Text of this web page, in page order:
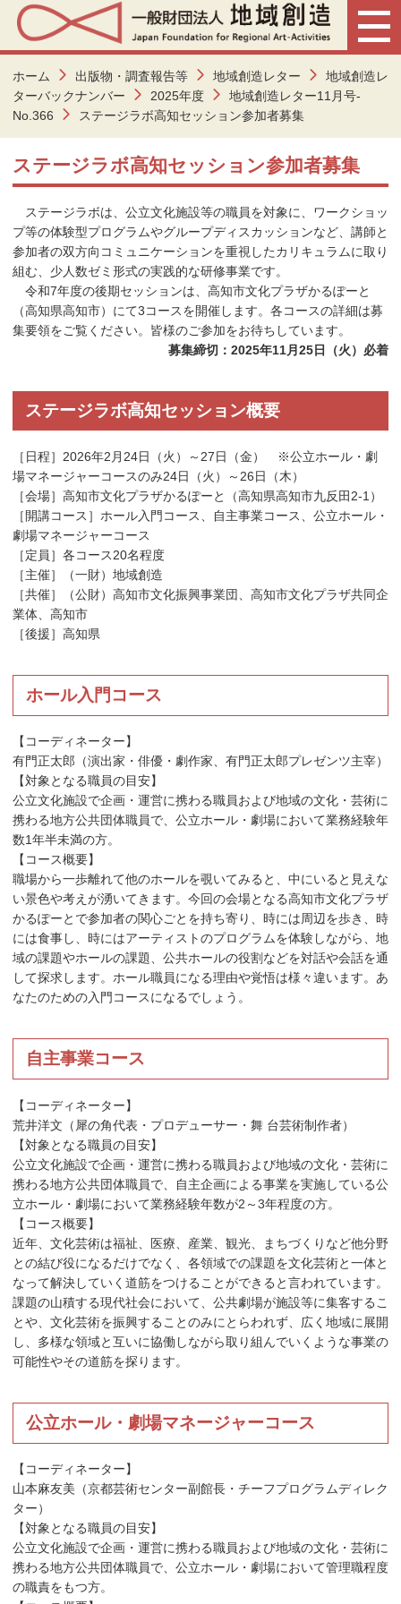
ホーム 出版物・調査報告等 地域創造レター
地域創造レ
ターバックナンバー
2025年度
地域創造レター11月号-
No.366
ステージラボ高知セッション参加者募集
ステージラボ高知セッション参加者募集
ステージラボは、公立文化施設等の職員を対象に、ワークショッ
プ等の体験型プログラムやグループディスカッションなど、講師と
参加者の双方向コミュニケーションを重視したカリキュラムに取り
組む、少人数ゼミ形式の実践的な研修事業です。
令和7年度の後期セッションは、高知市文化プラザかるぽーと
（高知県高知市）にて3コースを開催します。各コースの詳細は募
集要領をご覧ください。皆様のご参加をお待ちしています。
募集締切：2025年11月25日（火）必着
ステージラボ高知セッション概要
［日程］2026年2月24日（火）～27日（金） ※公立ホール・劇
場マネージャーコースのみ24日（火）～26日（木）
［会場］高知市文化プラザかるぽーと（高知県高知市九反田2-1）
［開講コース］ホール入門コース、自主事業コース、公立ホール・
劇場マネージャーコース
［定員］各コース20名程度
［主催］（一財）地域創造
［共催］（公財）高知市文化振興事業団、高知市文化プラザ共同企
業体、高知市
［後援］高知県
ホール入門コース
【コーディネーター】
有門正太郎（演出家・俳優・劇作家、有門正太郎プレゼンツ主宰）
【対象となる職員の目安】
公立文化施設で企画・運営に携わる職員および地域の文化・芸術に
携わる地方公共団体職員で、公立ホール・劇場において業務経験年
数1年半未満の方。
【コース概要】
職場から一歩離れて他のホールを覗いてみると、中にいると見えな
い景色や考えが湧いてきます。今回の会場となる高知市文化プラザ
かるぽーとで参加者の関心ごとを持ち寄り、時には周辺を歩き、時
には食事し、時にはアーティストのプログラムを体験しながら、地
域の課題やホールの課題、公共ホールの役割などを対話や会話を通
して探求します。ホール職員になる理由や覚悟は様々違います。あ
なたのための入門コースになるでしょう。
自主事業コース
【コーディネーター】
荒井洋文（犀の角代表・プロデューサー・舞 台芸術制作者）
【対象となる職員の目安】
公立文化施設で企画・運営に携わる職員および地域の文化・芸術に
携わる地方公共団体職員で、自主企画による事業を実施している公
立ホール・劇場において業務経験年数が2～3年程度の方。
【コース概要】
近年、文化芸術は福祉、医療、産業、観光、まちづくりなど他分野
との結び役になるだけでなく、各領域での課題を文化芸術と一体と
なって解決していく道筋をつけることができると言われています。
課題の山積する現代社会において、公共劇場が施設等に集客するこ
とや、文化芸術を振興することのみにとらわれず、広く地域に展開
し、多様な領域と互いに協働しながら取り組んでいくような事業の
可能性やその道筋を探ります。
公立ホール・劇場マネージャーコース
【コーディネーター】
山本麻友美（京都芸術センター副館長・チーフプログラムディレク
ター）
【対象となる職員の目安】
公立文化施設で企画・運営に携わる職員および地域の文化・芸術に
携わる地方公共団体職員で、公立ホール・劇場において管理職程度
の職責をもつ方。